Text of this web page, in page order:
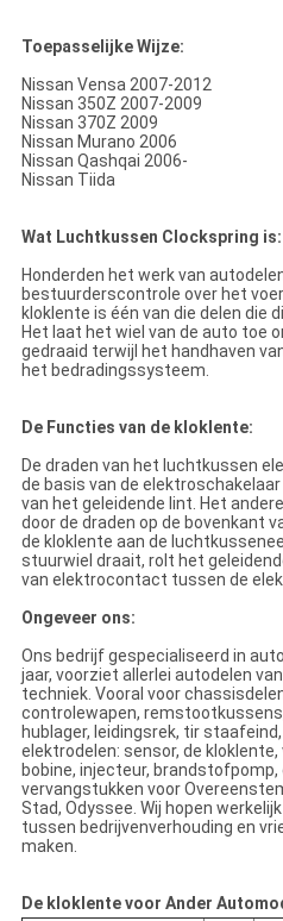
Toepasselijke Wijze:
Nissan Vensa 2007-2012
Nissan 350Z 2007-2009
Nissan 370Z 2009
Nissan Murano 2006
Nissan Qashqai 2006-
Nissan Tiida
Wat Luchtkussen Clockspring is:
Honderden het werk van
bestuurderscontrole over het
kloklente is één van die delen
Het laat het wiel van de auto toe
gedraaid terwijl het handhaven
het bedradingssysteem.
De Functies van de kloklente:
De draden van het luchtkussen
de basis van de
van het geleidende lint. Het
door de draden op de bovenkant
de kloklente aan de
stuurwiel draait, rolt het
van elektrocontact tussen de
Ongeveer ons:
Ons bedrijf gespecialiseerd in
jaar, voorziet allerlei autodelen
techniek. Vooral voor
controlewapen,
hublager, leidingsrek, tir
elektrodelen: sensor, de
bobine, injecteur, brandstofpomp,
vervangstukken voor
Stad, Odyssee. Wij hopen
tussen bedrijvenverhouding en
maken.
De kloklente voor Ander